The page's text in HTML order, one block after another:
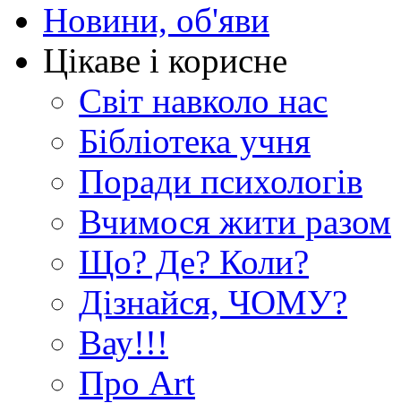
Новини, об'яви
Цікаве і корисне
Світ навколо нас
Бібліотека учня
Поради психологів
Вчимося жити разом
Що? Де? Коли?
Дізнайся, ЧОМУ?
Вау!!!
Про Art